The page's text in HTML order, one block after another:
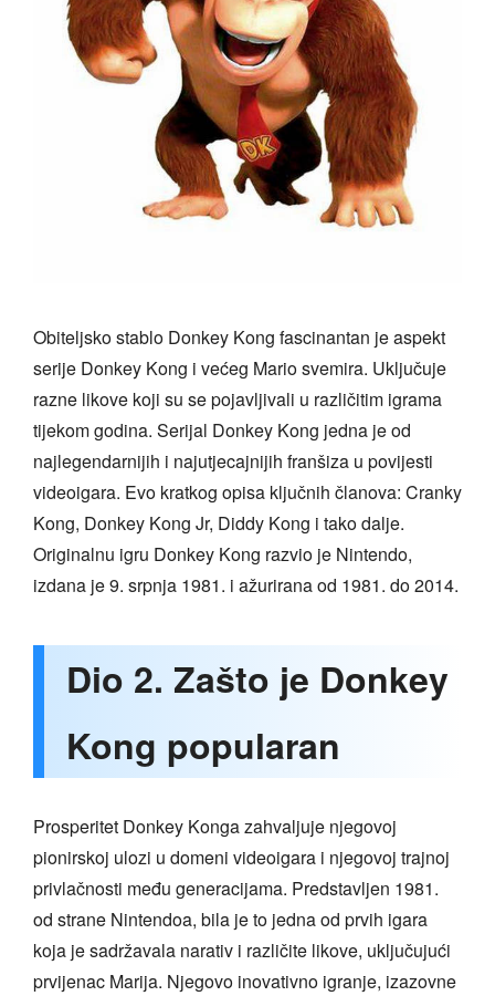
Obiteljsko stablo Donkey Kong fascinantan je aspekt
serije Donkey Kong i većeg Mario svemira. Uključuje
razne likove koji su se pojavljivali u različitim igrama
tijekom godina. Serijal Donkey Kong jedna je od
najlegendarnijih i najutjecajnijih franšiza u povijesti
videoigara. Evo kratkog opisa ključnih članova: Cranky
Kong, Donkey Kong Jr, Diddy Kong i tako dalje.
Originalnu igru Donkey Kong razvio je Nintendo,
izdana je 9. srpnja 1981. i ažurirana od 1981. do 2014.
Dio 2. Zašto je Donkey
Kong popularan
Prosperitet Donkey Konga zahvaljuje njegovoj
pionirskoj ulozi u domeni videoigara i njegovoj trajnoj
privlačnosti među generacijama. Predstavljen 1981.
od strane Nintendoa, bila je to jedna od prvih igara
koja je sadržavala narativ i različite likove, uključujući
prvijenac Marija. Njegovo inovativno igranje, izazovne